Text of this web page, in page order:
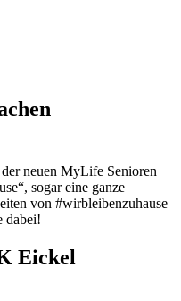
neuen MyLife Senioren
sogar eine ganze
von #wirbleibenzuhause
dabei!
Eickel